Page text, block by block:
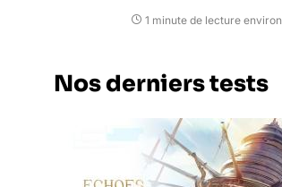
1 minute de lecture environ
Nos derniers tests